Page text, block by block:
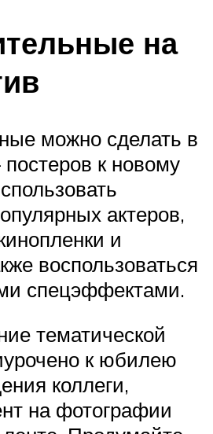
на
можно сделать в
к новому
актеров,
и
воспользоваться
спецэффектами.
тематической
к юбилею
коллеги,
на фотографии